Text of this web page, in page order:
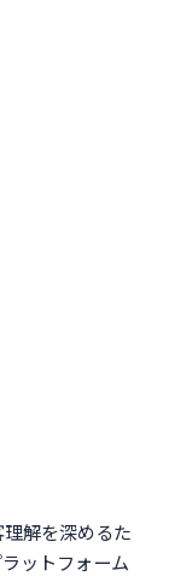
解を深めるた
ットフォーム